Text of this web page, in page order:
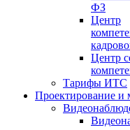
ФЗ
Центр
Центр
Тарифы ИТС
Проектирование и